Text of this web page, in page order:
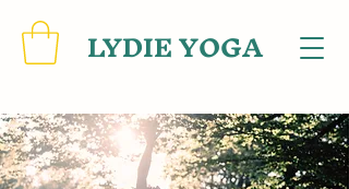
LYDIE YOGA